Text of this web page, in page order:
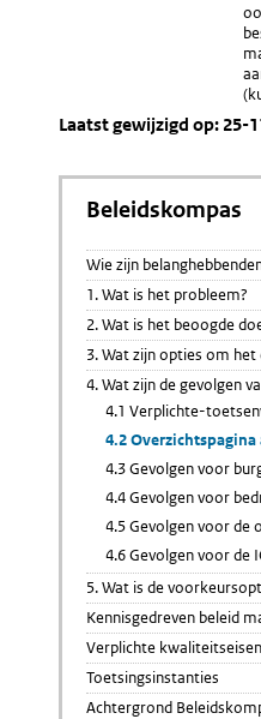
Laatst gewijzigd op: 25-
Beleidskompas
Wie zijn
1. Wat is het probleem?
2. Wat is het beoogde
3. Wat zijn opties om
4. Wat zijn de gevolgen
4.1 Verplichte-
4.2
4.3 Gevolgen voor
4.4 Gevolgen voor
4.5 Gevolgen voor de
4.6 Gevolgen voor de
5. Wat is de
Kennisgedreven beleid
Verplichte kwaliteitseisen
Toetsingsinstanties
Achtergrond